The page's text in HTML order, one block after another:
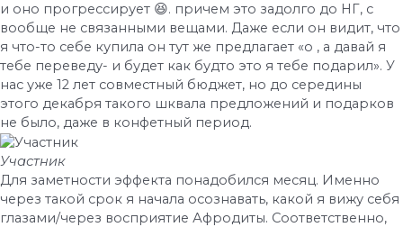
и оно прогрессирует 😆. причем это задолго до НГ, с
вообще не связанными вещами. Даже если он видит, что
я что-то себе купила он тут же предлагает «о , а давай я
тебе переведу- и будет как будто это я тебе подарил». У
нас уже 12 лет совместный бюджет, но до середины
этого декабря такого шквала предложений и подарков
не было, даже в конфетный период.
Участник
Для заметности эффекта понадобился месяц. Именно
через такой срок я начала осознавать, какой я вижу себя
глазами/через восприятие Афродиты. Соответственно,